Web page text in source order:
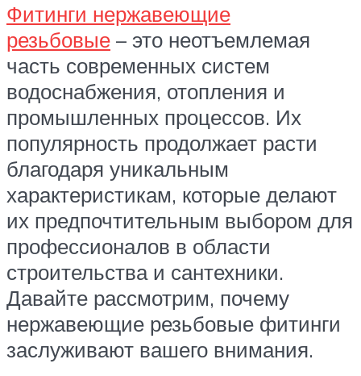
Фитинги нержавеющие
резьбовые – это неотъемлемая
часть современных систем
водоснабжения, отопления и
промышленных процессов. Их
популярность продолжает расти
благодаря уникальным
характеристикам, которые делают
их предпочтительным выбором для
профессионалов в области
строительства и сантехники.
Давайте рассмотрим, почему
нержавеющие резьбовые фитинги
заслуживают вашего внимания.